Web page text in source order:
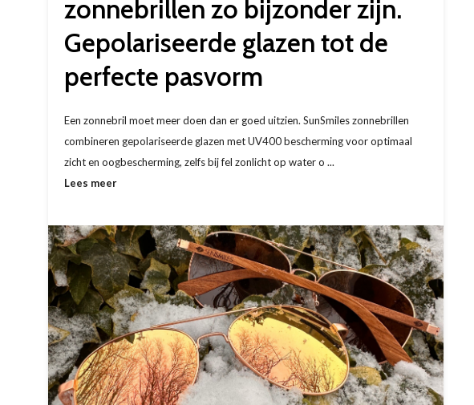
zonnebrillen zo bijzonder zijn.
Gepolariseerde glazen tot de
perfecte pasvorm
Een zonnebril moet meer doen dan er goed uitzien. SunSmiles zonnebrillen
combineren gepolariseerde glazen met UV400 bescherming voor optimaal
zicht en oogbescherming, zelfs bij fel zonlicht op water o ...
Lees meer